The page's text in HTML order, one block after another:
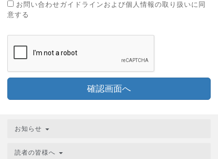
お問い合わせガイドラインおよび個人情報の取り扱いに同
意する
確認画面へ
お知らせ
読者の皆様へ